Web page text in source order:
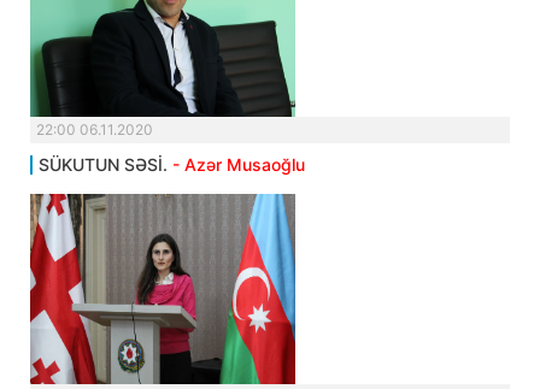
22:00 06.11.2020
SÜKUTUN SƏSİ. - Azər Musaoğlu